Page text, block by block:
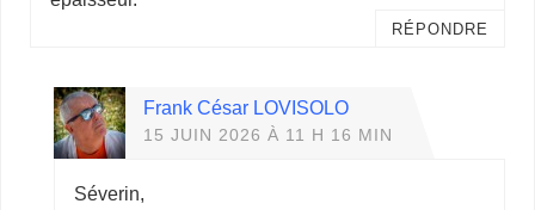
RÉPONDRE
Frank César LOVISOLO
15 JUIN 2026 À 11 H 16 MIN
Séverin,